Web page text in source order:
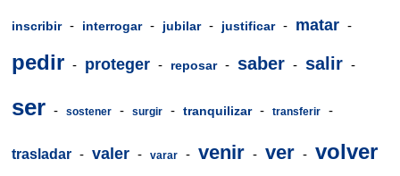
inscribir - interrogar - jubilar - justificar - matar -
pedir - proteger - reposar - saber - salir -
ser - sostener - surgir - tranquilizar - transferir -
trasladar - valer - varar - venir - ver - volver